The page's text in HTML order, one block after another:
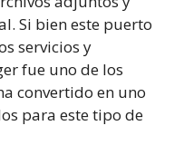
Si bien este puerto
servicios y
fue uno de los
convertido en uno
para este tipo de